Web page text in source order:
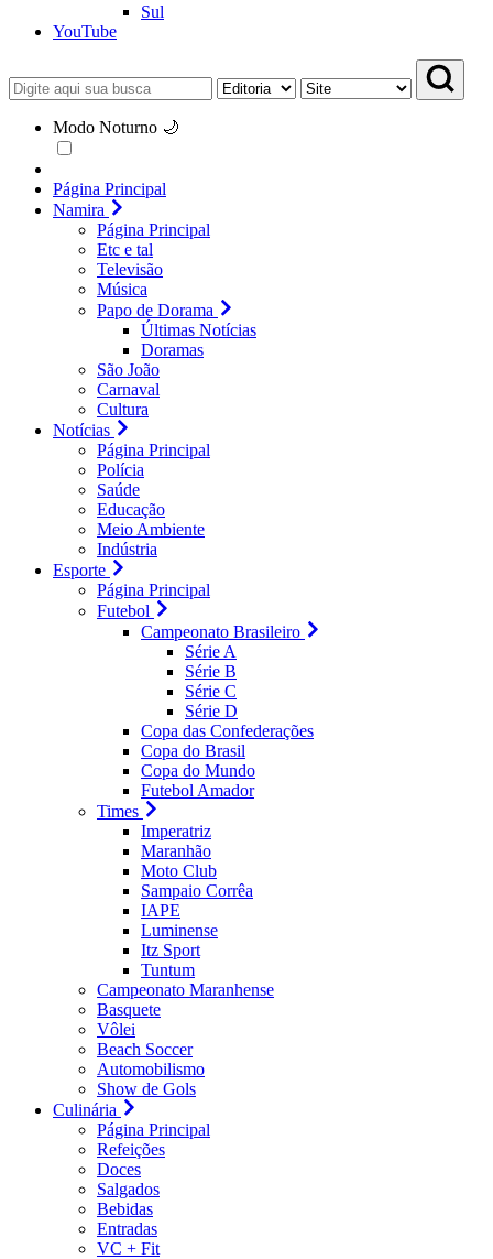
Sul
YouTube
Modo Noturno 🌙
Página Principal
Namira
Página Principal
Etc e tal
Televisão
Música
Papo de Dorama
Últimas Notícias
Doramas
São João
Carnaval
Cultura
Notícias
Página Principal
Polícia
Saúde
Educação
Meio Ambiente
Indústria
Esporte
Página Principal
Futebol
Campeonato Brasileiro
Série A
Série B
Série C
Série D
Copa das Confederações
Copa do Brasil
Copa do Mundo
Futebol Amador
Times
Imperatriz
Maranhão
Moto Club
Sampaio Corrêa
IAPE
Luminense
Itz Sport
Tuntum
Campeonato Maranhense
Basquete
Vôlei
Beach Soccer
Automobilismo
Show de Gols
Culinária
Página Principal
Refeições
Doces
Salgados
Bebidas
Entradas
VC + Fit